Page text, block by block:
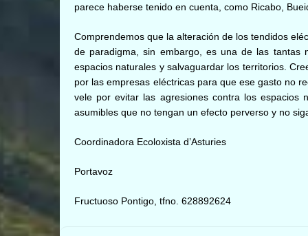
parece haberse tenido en cuenta, como Ricabo,
Comprendemos que la alteración de los tendidos
de paradigma, sin embargo, es una de las tantas
espacios naturales y salvaguardar los territorios.
por las empresas eléctricas para que ese gasto no
vele por evitar las agresiones contra los espacios
asumibles que no tengan un efecto perverso y no
Coordinadora Ecoloxista d’Asturies
Portavoz
Fructuoso Pontigo, tfno. 628892624